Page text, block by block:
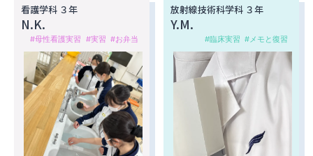
看護学科 ３年
N.K.
#母性看護実習 #実習 #お弁当
放射線技術科学科 ３年
Y.M.
#臨床実習 #メモと復習